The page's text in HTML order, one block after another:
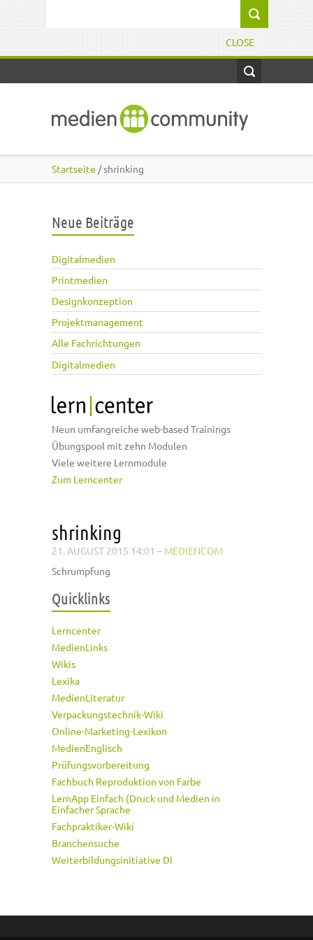
CLOSE
Startseite / shrinking
Neue Beiträge
Digitalmedien
Printmedien
Designkonzeption
Projektmanagement
Alle Fachrichtungen
Digitalmedien
Neun umfangreiche web-based Trainings
Übungspool mit zehn Modulen
Viele weitere Lernmodule
Zum Lerncenter
shrinking
21. AUGUST 2015 14:01 – MEDIENCOM
Schrumpfung
Quicklinks
Lerncenter
MedienLinks
Wikis
Lexika
MedienLiteratur
Verpackungstechnik-Wiki
Online-Marketing-Lexikon
MedienEnglisch
Prüfungsvorbereitung
Fachbuch Reproduktion von Farbe
LernApp Einfach (Druck und Medien in
Einfacher Sprache
Fachpraktiker-Wiki
Branchensuche
Weiterbildungsinitiative DI